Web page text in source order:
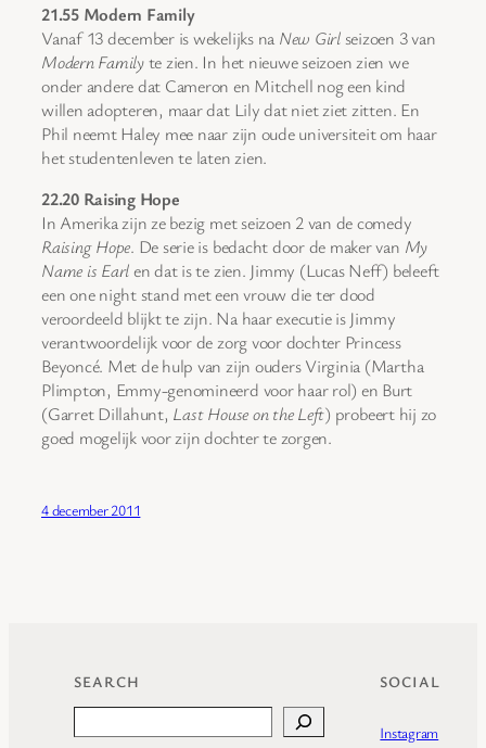
21.55 Modern Family
Vanaf 13 december is wekelijks na New Girlseizoen 3 van
Modern Familyte zien. In het nieuwe seizoen zien we
onder andere dat Cameron en Mitchell nog een kind
willen adopteren, maar dat Lily dat niet ziet zitten. En
Phil neemt Haley mee naar zijn oude universiteit om haar
het studentenleven te laten zien.
22.20 Raising Hope
In Amerika zijn ze bezig met seizoen 2 van de comedy
Raising Hope. De serie is bedacht door de maker van My
Name is Earlen dat is te zien. Jimmy (Lucas Neff) beleeft
een one night stand met een vrouw die ter dood
veroordeeld blijkt te zijn. Na haar executie is Jimmy
verantwoordelijk voor de zorg voor dochter Princess
Beyoncé. Met de hulp van zijn ouders Virginia (Martha
Plimpton, Emmy-genomineerd voor haar rol) en Burt
(Garret Dillahunt, Last House on the Left) probeert hij zo
goed mogelijk voor zijn dochter te zorgen.
4 december 2011
SEARCH SOCIAL
Instagram